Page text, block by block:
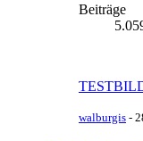
Beiträge
walburgis -